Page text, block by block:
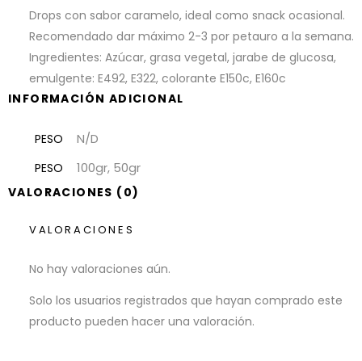
Drops con sabor caramelo, ideal como snack ocasional.
Recomendado dar máximo 2-3 por petauro a la semana.
Ingredientes: Azúcar, grasa vegetal, jarabe de glucosa,
emulgente: E492, E322, colorante E150c, E160c
INFORMACIÓN ADICIONAL
PESO N/D
PESO 100gr, 50gr
VALORACIONES (0)
VALORACIONES
No hay valoraciones aún.
Solo los usuarios registrados que hayan comprado este
producto pueden hacer una valoración.